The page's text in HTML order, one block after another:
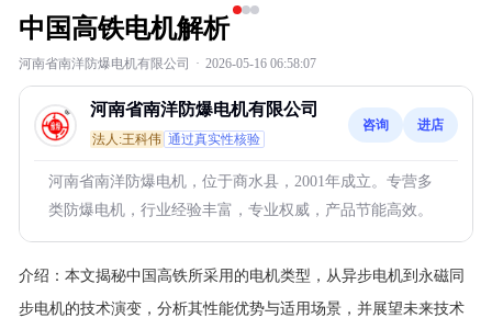
中国高铁电机解析
河南省南洋防爆电机有限公司 · 2026-05-16 06:58:07
河南省南洋防爆电机有限公司
法人:王科伟 通过真实性核验
咨询 进店
河南省南洋防爆电机，位于商水县，2001年成立。专营多
类防爆电机，行业经验丰富，专业权威，产品节能高效。
介绍： 本文揭秘中国高铁所采用的电机类型，从异步电机到永磁同
步电机的技术演变，分析其性能优势与适用场景，并展望未来技术